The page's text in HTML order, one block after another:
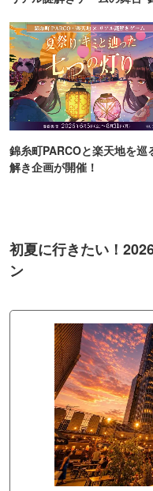
錦糸町PARCOと楽天地を巡
解き企画が開催！
初夏に行きたい！
ン